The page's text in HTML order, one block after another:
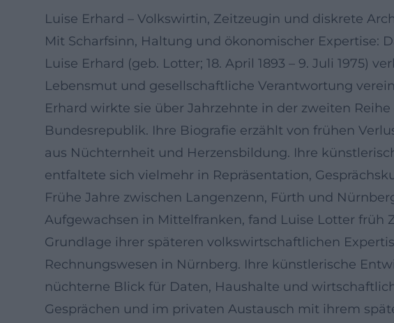
Luise Erhard – Volkswirtin, Zeitzeugin und diskrete
Mit Scharfsinn, Haltung und ökonomischer Expertise:
Luise Erhard (geb. Lotter; 18. April 1893 – 9. Juli 1975)
Lebensmut und gesellschaftliche Verantwortung
Erhard wirkte sie über Jahrzehnte in der zweiten
Bundesrepublik. Ihre Biografie erzählt von frühen
aus Nüchternheit und Herzensbildung. Ihre
entfaltete sich vielmehr in Repräsentation,
Frühe Jahre zwischen Langenzenn, Fürth und
Aufgewachsen in Mittelfranken, fand Luise Lotter
Grundlage ihrer späteren volkswirtschaftlichen
Rechnungswesen in Nürnberg. Ihre künstlerische
nüchterne Blick für Daten, Haushalte und
Gesprächen und im privaten Austausch mit ihrem